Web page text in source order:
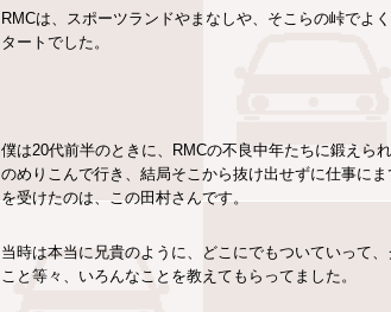
RMCは、スポーツランドやまなしや、そこらの峠でよ
タートでした。
僕は20代前半のときに、RMCの不良中年たちに鍛えら
のめりこんで行き、結局そこから抜け出せずに仕事に
を受けたのは、この田村さんです。
当時は本当に兄貴のように、どこにでもついていって
こと等々、いろんなことを教えてもらってました。